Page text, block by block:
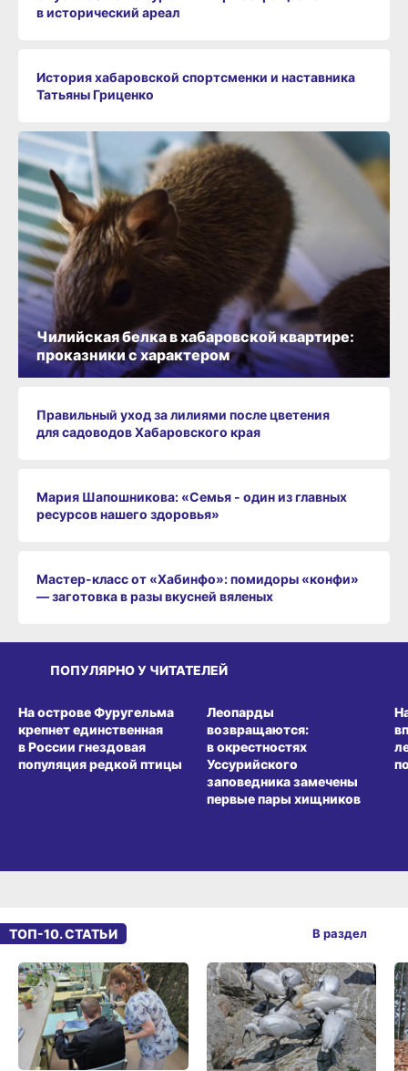
в исторический ареал
История хабаровской спортсменки и наставника
Татьяны Гриценко
Правильный уход за лилиями после цветения
для садоводов Хабаровского края
Мария Шапошникова: «Семья - один из главных
ресурсов нашего здоровья»
Мастер-класс от «Хабинфо»: помидоры «конфи»
— заготовка в разы вкусней вяленых
Чилийская белка в хабаровской квартире:
проказники с характером
ПОПУЛЯРНО У ЧИТАТЕЛЕЙ
На острове Фуругельма
крепнет единственная
в России гнездовая
популяция редкой птицы
Леопарды
возвращаются:
в окрестностях
Уссурийского
заповедника замечены
первые пары хищников
ТОП-10. СТАТЬИ В раздел